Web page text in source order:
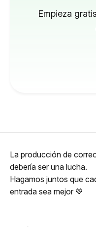
Empieza
La producción de
debería ser una lucha.
Hagamos juntos que
entrada sea mejor 💚